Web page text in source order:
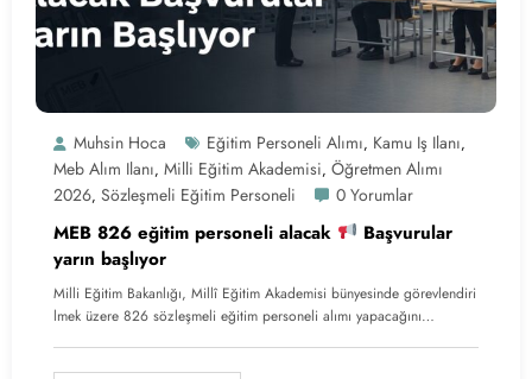
Muhsin Hoca Eğitim Personeli Alımı, Kamu Iş Ilanı,
Meb Alım Ilanı, Milli Eğitim Akademisi, Öğretmen Alımı
2026, Sözleşmeli Eğitim Personeli 0 Yorumlar
MEB 826 eğitim personeli alacak
Başvurular
yarın başlıyor
Milli Eğitim Bakanlığı, Millî Eğitim Akademisi bünyesinde görevlendiri
lmek üzere 826 sözleşmeli eğitim personeli alımı yapacağını…